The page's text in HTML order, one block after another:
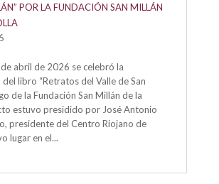
POR LA FUNDACIÓN SAN MILLÁN
abril de 2026 se celebró la
libro “Retratos del Valle de San
de la Fundación San Millán de la
estuvo presidido por José Antonio
presidente del Centro Riojano de
lugar en el...